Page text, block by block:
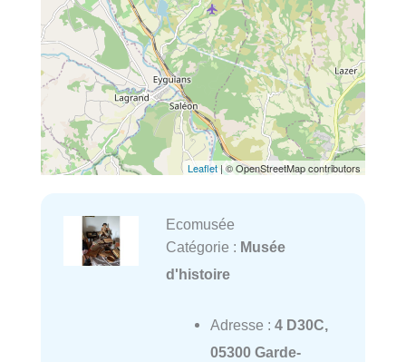
Leaflet| © OpenStreetMap contributors
Ecomusée
Catégorie : Musée
d'histoire
Adresse : 4 D30C,
05300 Garde-